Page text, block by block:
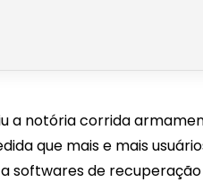
a notória corrida
que mais e mais
softwares de